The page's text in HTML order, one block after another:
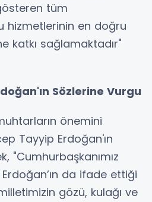
tüm
hizmetlerinin en doğru
katkı sağlamaktadır"
Sözlerine Vurgu
önemini
Tayyip Erdoğan'ın
"Cumhurbaşkanımız
da ifade ettiği
gözü, kulağı ve